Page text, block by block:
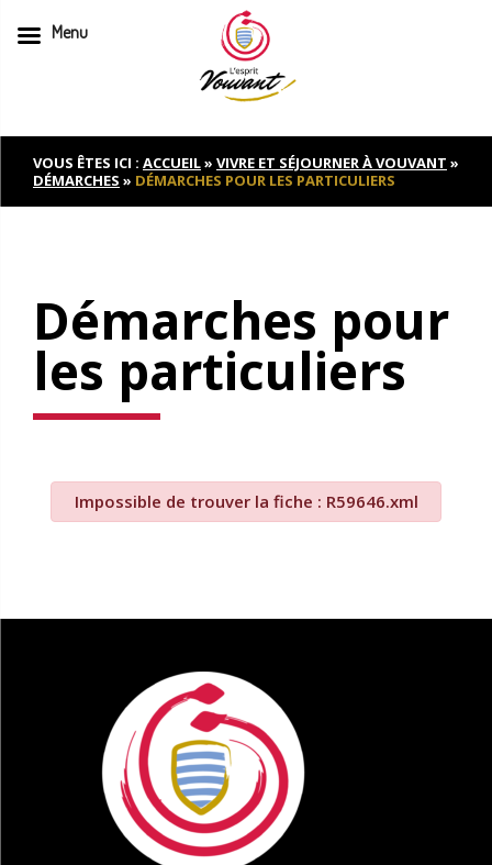
to
contentVOUS ÊTES ICI : ACCUEIL» VIVRE ET SÉJOURNER À VOUVANT »
DÉMARCHES » DÉMARCHES POUR LES PARTICULIERS
Démarches pour
les particuliers
Impossible de trouver la fiche : R59646.xml
Menu